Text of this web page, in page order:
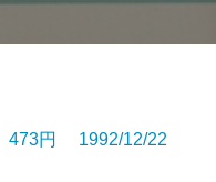
円 1992/12/22